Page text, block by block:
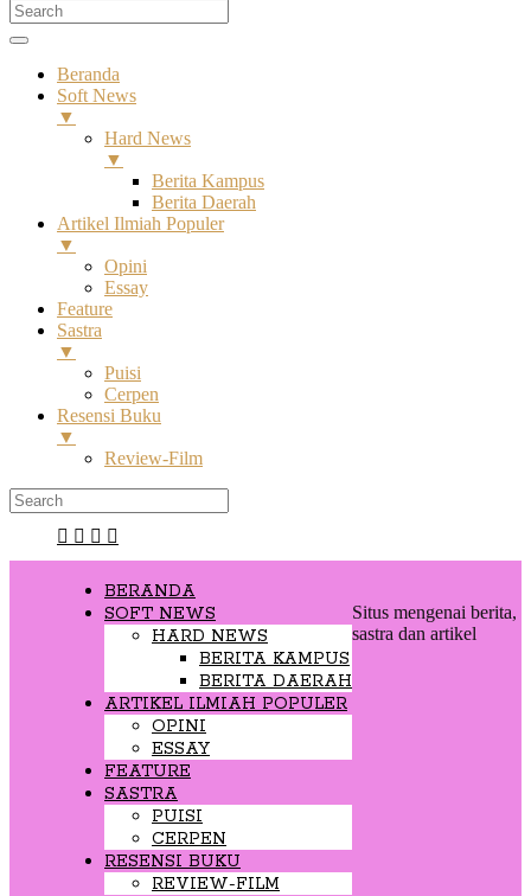
Beranda
Soft News
▼
Hard News
▼
Berita Kampus
Berita Daerah
Artikel Ilmiah Populer
▼
Opini
Essay
Feature
Sastra
▼
Puisi
Cerpen
Resensi Buku
▼
Review-Film
BERANDA
SOFT NEWS
HARD NEWS
BERITA KAMPUS
BERITA DAERAH
ARTIKEL ILMIAH POPULER
OPINI
ESSAY
FEATURE
SASTRA
PUISI
CERPEN
RESENSI BUKU
REVIEW-FILM
Situs mengenai berita,
sastra dan artikel